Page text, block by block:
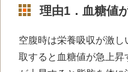
理由1．血糖値
空腹時は栄養吸収が激
取すると血糖値が急上